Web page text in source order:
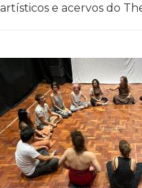
artísticos e acervos do